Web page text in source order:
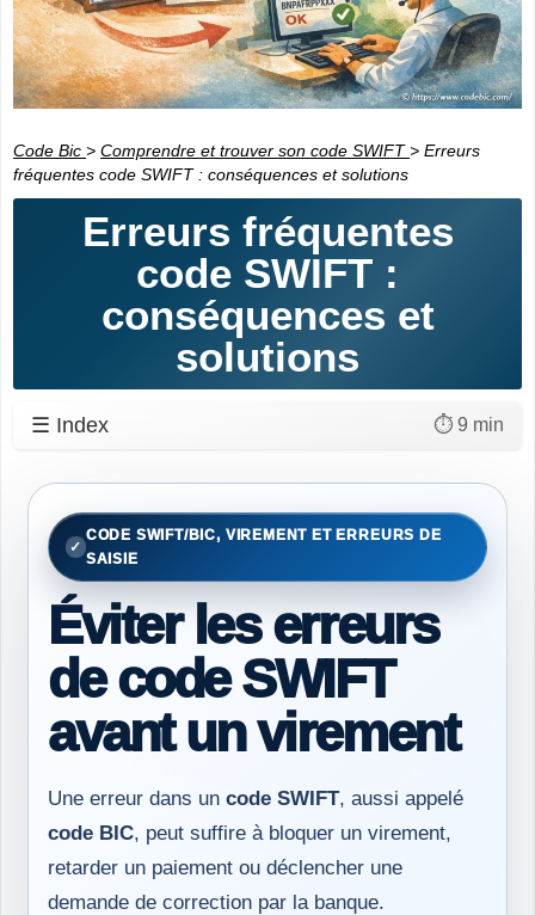
Code Bic > Comprendre et trouver son code SWIFT > Erreurs
fréquentes code SWIFT : conséquences et solutions
Erreurs fréquentes
code SWIFT :
conséquences et
solutions
☰ Index ⏱️ 9 min
CODE SWIFT/BIC, VIREMENT ET ERREURS DE
SAISIE
Éviter les erreurs
de code SWIFT
avant un virement
Une erreur dans un code SWIFT, aussi appelé
code BIC, peut suffire à bloquer un virement,
retarder un paiement ou déclencher une
demande de correction par la banque.